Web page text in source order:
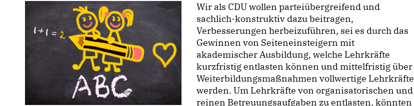
Wir als CDU wollen parteiübergreifend und
sachlich-konstruktiv dazu beitragen,
Verbesserungen herbeizuführen, sei es durch das
Gewinnen von Seiteneinsteigern mit
akademischer Ausbildung, welche Lehrkräfte
kurzfristig entlasten können und mittelfristig über
Weiterbildungsmaßnahmen vollwertige Lehrkräfte
werden. Um Lehrkräfte von organisatorischen und
reinen Betreuungsaufgaben zu entlasten, könnten